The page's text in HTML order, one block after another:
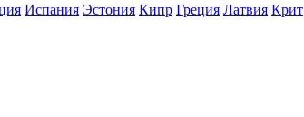
Испания Эстония Кипр Греция Латвия Крит